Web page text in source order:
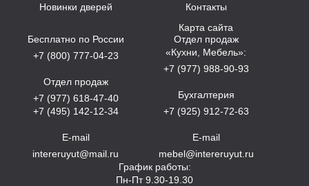
Новинки дверей
Контакты
Карта сайта
Бесплатно по России
+7 (800) 777-04-23
Отдел продаж
+7 (977) 618-47-40
+7 (495) 142-12-34
E-mail
intereruyut@mail.ru
Отдел продаж
«Кухни, Мебель»:
+7 (977) 988-90-93
Бухгалтерия
+7 (925) 912-72-63
E-mail
mebel@intereruyut.ru
График работы:
Пн-Пт 9.30-19.30